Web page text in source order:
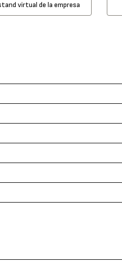
virtual de la empresa